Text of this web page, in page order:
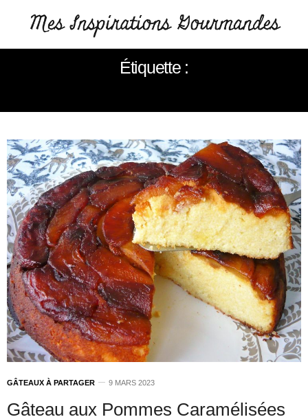
Étiquette :
GÂTEAUX À PARTAGER 9 MARS 2023
Gâteau aux Pommes Caramélisées